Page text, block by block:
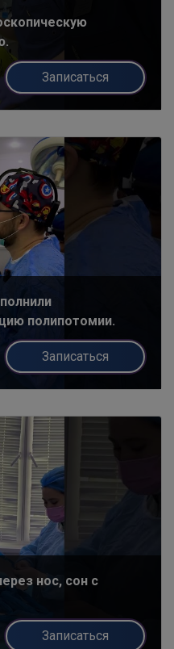
Записаться
полипотомии.
Записаться
нос, сон с
Записаться